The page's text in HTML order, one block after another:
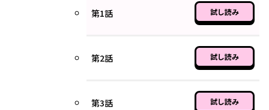
第1話 試し読み
第2話 試し読み
第3話 試し読み